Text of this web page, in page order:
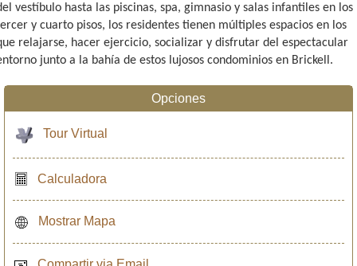
vestíbulo hasta las piscinas, spa, gimnasio y salas infantiles en los
y cuarto pisos, los residentes tienen múltiples espacios en los
relajarse, hacer ejercicio, socializar y disfrutar del espectacular
junto a la bahía de estos lujosos condominios en Brickell.
Opciones
Tour Virtual
Calculadora
Mostrar Mapa